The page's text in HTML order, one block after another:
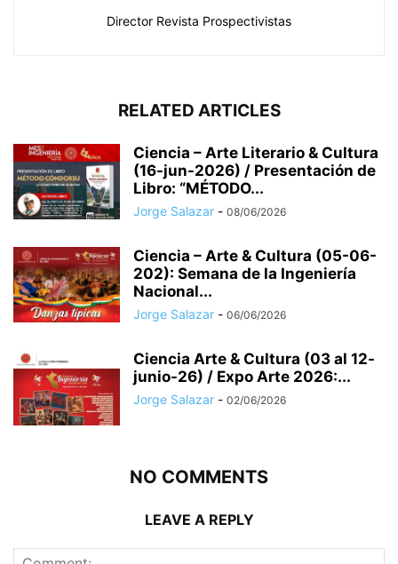
Director Revista Prospectivistas
RELATED ARTICLES
Ciencia – Arte Literario & Cultura
(16-jun-2026) / Presentación de
Libro: “MÉTODO...
Jorge Salazar - 08/06/2026
Ciencia – Arte & Cultura (05-06-
202): Semana de la Ingeniería
Nacional...
Jorge Salazar - 06/06/2026
Ciencia Arte & Cultura (03 al 12-
junio-26) / Expo Arte 2026:...
Jorge Salazar - 02/06/2026
NO COMMENTS
LEAVE A REPLY